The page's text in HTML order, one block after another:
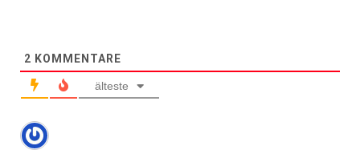
2 KOMMENTARE
älteste